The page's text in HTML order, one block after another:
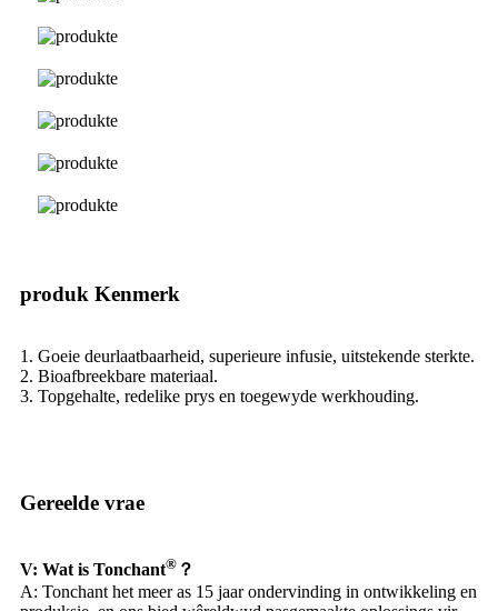
produk Kenmerk
1. Goeie deurlaatbaarheid, superieure infusie, uitstekende sterkte.
2. Bioafbreekbare materiaal.
3. Topgehalte, redelike prys en toegewyde werkhouding.
Gereelde vrae
V: Wat is Tonchant® ？
A: Tonchant het meer as 15 jaar ondervinding in ontwikkeling en